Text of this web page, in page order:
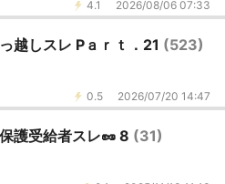
4.1 2026/08/06 07:33
越しスレ Pａｒｔ．21 (523)
0.5 2026/07/20 14:47
護受給者スレ🥜 8 (31)